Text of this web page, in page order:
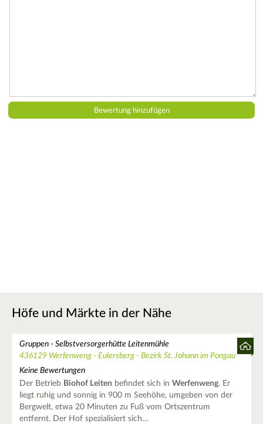
Höfe und Märkte in der Nähe
Gruppen - Selbstversorgerhütte Leitenmühle
436129 Werfenweng - Eulersberg - Bezirk St. Johann im Pongau
Keine Bewertungen
Der Betrieb Biohof Leiten befindet sich in Werfenweng. Er
liegt ruhig und sonnig in 900 m Seehöhe, umgeben von der
Bergwelt, etwa 20 Minuten zu Fuß vom Ortszentrum
entfernt. Der Hof spezialisiert sich…